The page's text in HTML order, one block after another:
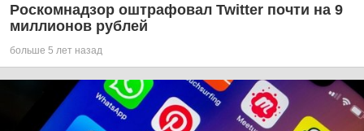
Роскомнадзор оштрафовал Twitter почти на 9
миллионов рублей
больше 5 лет назад